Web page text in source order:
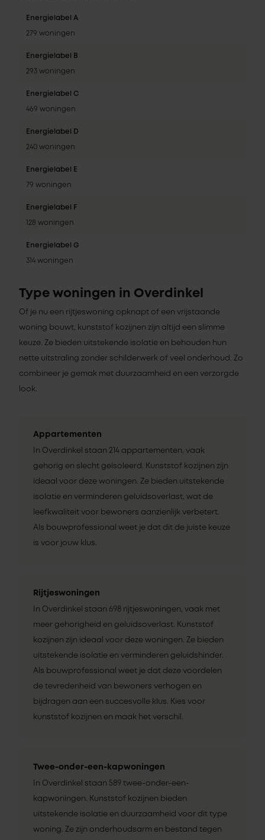
Energielabel A
279 woningen
Energielabel B
293 woningen
Energielabel C
469 woningen
Energielabel D
240 woningen
Energielabel E
79 woningen
Energielabel F
128 woningen
Energielabel G
314 woningen
Type woningen in Overdinkel
Of je nu een rijtjeswoning opknapt of een vrijstaande
woning bouwt, kunststof kozijnen zijn altijd een slimme
keuze. Ze bieden uitstekende isolatie en behouden hun
nette uitstraling zonder schilderwerk of veel onderhoud. Zo
combineer je gemak met duurzaamheid en een verzorgde
look.
Appartementen
In Overdinkel staan 214 appartementen, vaak
gehorig en slecht geïsoleerd. Kunststof kozijnen zijn
ideaal voor deze woningen. Ze bieden uitstekende
isolatie en verminderen geluidsoverlast, wat de
leefkwaliteit voor bewoners aanzienlijk verbetert.
Als bouwprofessional weet je dat dit de juiste keuze
is voor jouw klus.
Rijtjeswoningen
In Overdinkel staan 698 rijtjeswoningen, vaak met
meer gehorigheid en geluidsoverlast. Kunststof
kozijnen zijn ideaal voor deze woningen. Ze bieden
uitstekende isolatie en verminderen geluidshinder.
Als bouwprofessional weet je dat deze voordelen
de tevredenheid van bewoners verhogen en
bijdragen aan een succesvolle klus. Kies voor
kunststof kozijnen en maak het verschil.
Twee-onder-een-kapwoningen
In Overdinkel staan 589 twee-onder-een-
kapwoningen. Kunststof kozijnen bieden
uitstekende isolatie en duurzaamheid voor dit type
woning. Ze zijn onderhoudsarm en bestand tegen